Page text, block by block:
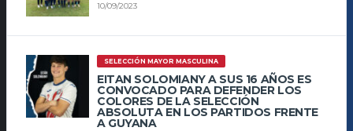
10/09/2023
SELECCIÓN MAYOR MASCULINA
EITAN SOLOMIANY A SUS 16 AÑOS ES
CONVOCADO PARA DEFENDER LOS
COLORES DE LA SELECCIÓN
ABSOLUTA EN LOS PARTIDOS FRENTE
A GUYANA